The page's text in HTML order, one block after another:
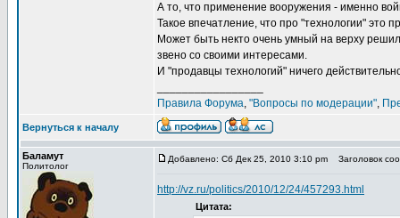
А то, что применение вооружения - именно
Такое впечатление, что про "технологии" это
Может быть некто очень умный на верху
звено со своими интересами.
И "продавцы технологий" ничего
Правила Форума, "Вопросы по модерации",
Вернуться к началу
Баламут
Политолог
Добавлено: Сб Дек 25, 2010 3:10 pm Заголовок
http://vz.ru/politics/2010/12/24/457293.html
Цитата: